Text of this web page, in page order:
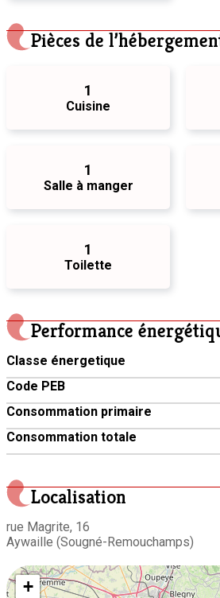
Pièces de
1
Cuisine
1
Salle à manger
1
Toilette
Performance
Classe énergetique
Code PEB
Consommation primaire
Consommation totale
Localisation
rue Magrite, 16
Aywaille (Sougné-Remouchamps)
+